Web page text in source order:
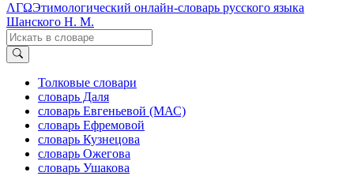
ΛΓΩЭтимологический онлайн-словарь русского языка
Шанского Н. М.
Толковые словари
словарь Даля
словарь Евгеньевой (МАС)
словарь Ефремовой
словарь Кузнецова
словарь Ожегова
словарь Ушакова